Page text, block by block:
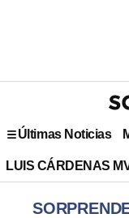
Últimas Noticias
LUIS CÁRDENAS